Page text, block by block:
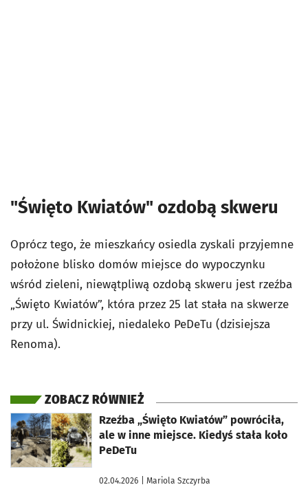
"Święto Kwiatów" ozdobą skweru
Oprócz tego, że mieszkańcy osiedla zyskali przyjemne
położone blisko domów miejsce do wypoczynku
wśród zieleni, niewątpliwą ozdobą skweru jest rzeźba
„Święto Kwiatów”, która przez 25 lat stała na skwerze
przy ul. Świdnickiej, niedaleko PeDeTu (dzisiejsza
Renoma).
ZOBACZ RÓWNIEŻ
Rzeźba „Święto Kwiatów” powróciła,
ale w inne miejsce. Kiedyś stała koło
PeDeTu
02.04.2026 | Mariola Szczyrba
otworzy się w nowej karcie